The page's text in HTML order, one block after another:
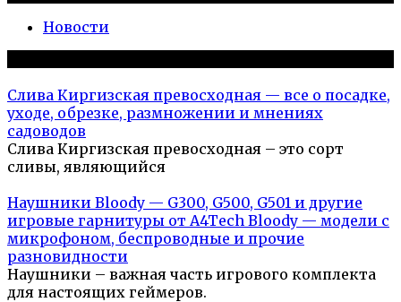
Новости
Слива Киргизская превосходная — все о посадке,
уходе, обрезке, размножении и мнениях
садоводов
Слива Киргизская превосходная – это сорт
сливы, являющийся
Наушники Bloody — G300, G500, G501 и другие
игровые гарнитуры от A4Tech Bloody — модели с
микрофоном, беспроводные и прочие
разновидности
Наушники – важная часть игрового комплекта
для настоящих геймеров.